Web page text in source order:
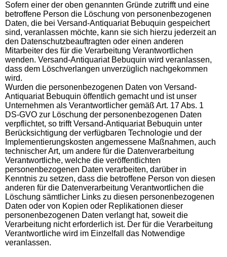
Sofern einer der oben genannten Gründe zutrifft und eine
betroffene Person die Löschung von personenbezogenen
Daten, die bei Versand-Antiquariat Bebuquin gespeichert
sind, veranlassen möchte, kann sie sich hierzu jederzeit an
den Datenschutzbeauftragten oder einen anderen
Mitarbeiter des für die Verarbeitung Verantwortlichen
wenden. Versand-Antiquariat Bebuquin wird veranlassen,
dass dem Löschverlangen unverzüglich nachgekommen
wird.
Wurden die personenbezogenen Daten von Versand-
Antiquariat Bebuquin öffentlich gemacht und ist unser
Unternehmen als Verantwortlicher gemäß Art. 17 Abs. 1
DS-GVO zur Löschung der personenbezogenen Daten
verpflichtet, so trifft Versand-Antiquariat Bebuquin unter
Berücksichtigung der verfügbaren Technologie und der
Implementierungskosten angemessene Maßnahmen, auch
technischer Art, um andere für die Datenverarbeitung
Verantwortliche, welche die veröffentlichten
personenbezogenen Daten verarbeiten, darüber in
Kenntnis zu setzen, dass die betroffene Person von diesen
anderen für die Datenverarbeitung Verantwortlichen die
Löschung sämtlicher Links zu diesen personenbezogenen
Daten oder von Kopien oder Replikationen dieser
personenbezogenen Daten verlangt hat, soweit die
Verarbeitung nicht erforderlich ist. Der für die Verarbeitung
Verantwortliche wird im Einzelfall das Notwendige
veranlassen.